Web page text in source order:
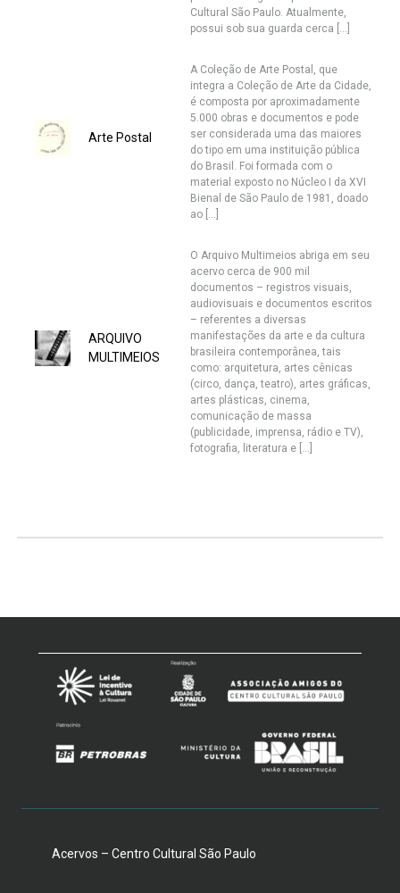
Cultural São Paulo. Atualmente,
possui sob sua guarda cerca […]
Arte Postal
A Coleção de Arte Postal, que
integra a Coleção de Arte da Cidade,
é composta por aproximadamente
5.000 obras e documentos e pode
ser considerada uma das maiores
do tipo em uma instituição pública
do Brasil. Foi formada com o
material exposto no Núcleo I da XVI
Bienal de São Paulo de 1981, doado
ao […]
ARQUIVO
MULTIMEIOS
O Arquivo Multimeios abriga em seu
acervo cerca de 900 mil
documentos – registros visuais,
audiovisuais e documentos escritos
– referentes a diversas
manifestações da arte e da cultura
brasileira contemporânea, tais
como: arquitetura, artes cênicas
(circo, dança, teatro), artes gráficas,
artes plásticas, cinema,
comunicação de massa
(publicidade, imprensa, rádio e TV),
fotografia, literatura e […]
Acervos – Centro Cultural São Paulo